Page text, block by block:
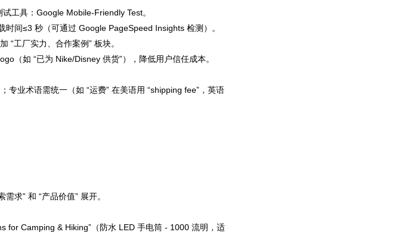
工具：Google Mobile-Friendly Test。
间≤3 秒（可通过 Google PageSpeed Insights 检测）。
“工厂实力、合作案例” 板块。
（如 “已为 Nike/Disney 供货”），降低用户信任成本。
业术语需统一（如 “运费” 在美语用 “shipping fee”，英语
求” 和 “产品价值” 展开。
for Camping & Hiking”（防水 LED 手电筒 - 1000 流明，适